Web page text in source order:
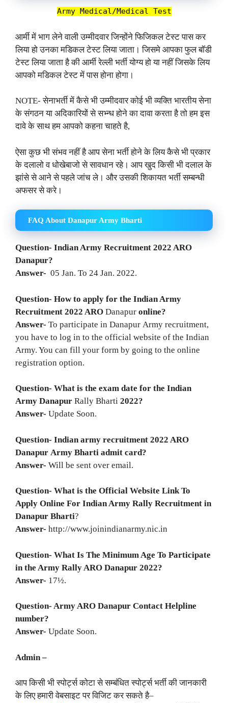
Army Medical/Medical Test
आर्मी में भाग लेने वाली उम्मीदवार जिन्होंने फिजिकल टेस्ट पास कर
लिया हो उनका मडिकल टेस्ट लिया जाता। जिसमे आपका फुल बॉडी
टेस्ट लिया जाता है की आर्मी रेल्ली भर्ती योग्य हो या नहीं जिसके लिय
आपको मडिकल टेस्ट में पास होना होगा।
NOTE- सेनाभर्ती में कैसे भी उम्मीदवार कोई भी व्यक्ति भारतीय सेना
के संगठन या अदिकारियों से सभ्न्ध होने का दावा करता है तो हम इस
दावे के साथ हम आपको कहना चाहते है,
ऐसा कुछ भी संभव नहीं है आप सेना भर्ती होने के लिय कैसे भी प्रकार
के दलालो व धोखेबाजो से सावधान रहे। आप खुद किसी भी दलाल के
झांसे से आने से पहले जांच ले। और उसकी शिकायत भर्ती सम्बन्धी
अफसर से करे।
FAQ About Danapur Army Bharti
Question- Indian Army Recruitment 2022 ARO
Danapur?
Answer- 05 Jan. To 24 Jan. 2022.
Question- How to apply for the Indian Army
Recruitment 2022 ARO Danapur online?
Answer- To participate in Danapur Army recruitment,
you have to log in to the official website of the Indian
Army. You can fill your form by going to the online
registration option.
Question- What is the exam date for the Indian
Army Danapur Rally Bharti 2022?
Answer- Update Soon.
Question- Indian army recruitment 2022 ARO
Danapur Army Bharti admit card?
Answer- Will be sent over email.
Question- What is the Official Website Link To
Apply Online For Indian Army Rally Recruitment in
Danapur Bharti?
Answer- http://www.joinindianarmy.nic.in
Question- What Is The Minimum Age To Participate
in the Army RallyARO Danapur 2022?
Answer- 17½.
Question- ArmyARO Danapur Contact Helpline
number?
Answer- Update Soon.
Admin –
आप किसी भी स्पोर्ट्स कोटा से सम्बंधित स्पोर्ट्स भर्ती की जानकारी
के लिए हमारी वेबसाइट पर विजिट कर सकते है–